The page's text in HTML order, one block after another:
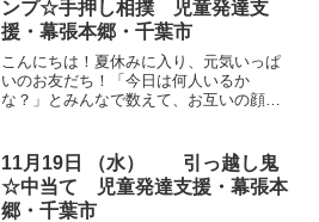
ンプ☆手押し相撲 児童発達支
援・幕張本郷・千葉市
こんにちは！夏休みに入り、元気いっぱ
いのお友だち！「今日は何人いるか
な？」とみんなで数えて、お互いの顔を
た。 動物ごっこ☆足型、手型のカラーマ
ーカーを置いていきました。同...
11月19日 （水） 引っ越し鬼
☆中当て 児童発達支援・幕張本
郷・千葉市